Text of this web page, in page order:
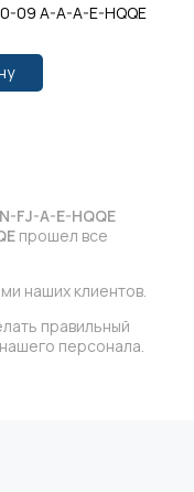
09 A-A-A-E-HQQE
FJ-A-E-HQQE
прошел все
наших клиентов.
правильный
персонала.